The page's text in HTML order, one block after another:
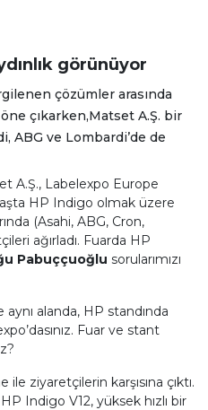
görünüyor
çözümler arasında
çıkarken,Matset A.Ş. bir
ABG ve Lombardi’de de
A.Ş., Labelexpo Europe
HP Indigo olmak üzere
(Asahi, ABG, Cron,
ağırladı. Fuarda HP
Pabuççuoğlu sorularımızı
aynı alanda, HP standında
Fuar ve stant
ziyaretçilerin karşısına çıktı.
Indigo V12, yüksek hızlı bir